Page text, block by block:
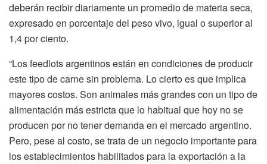
deberán recibir diariamente un promedio de materia seca,
expresado en porcentaje del peso vivo, igual o superior al
1,4 por ciento.
“Los feedlots argentinos están en condiciones de producir
este tipo de carne sin problema. Lo cierto es que implica
mayores costos. Son animales más grandes con un tipo de
alimentación más estricta que lo habitual que hoy no se
producen por no tener demanda en el mercado argentino.
Pero, pese al costo, se trata de un negocio importante para
los establecimientos habilitados para la exportación a la